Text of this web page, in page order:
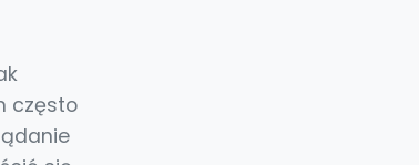
często